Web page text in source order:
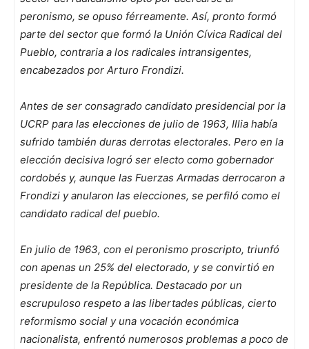
peronismo, se opuso férreamente. Así, pronto formó
parte del sector que formó la Unión Cívica Radical del
Pueblo, contraria a los radicales intransigentes,
encabezados por Arturo Frondizi.
Antes de ser consagrado candidato presidencial por la
UCRP para las elecciones de julio de 1963, Illia había
sufrido también duras derrotas electorales. Pero en la
elección decisiva logró ser electo como gobernador
cordobés y, aunque las Fuerzas Armadas derrocaron a
Frondizi y anularon las elecciones, se perfiló como el
candidato radical del pueblo.
En julio de 1963, con el peronismo proscripto, triunfó
con apenas un 25% del electorado, y se convirtió en
presidente de la República. Destacado por un
escrupuloso respeto a las libertades públicas, cierto
reformismo social y una vocación económica
nacionalista, enfrentó numerosos problemas a poco de